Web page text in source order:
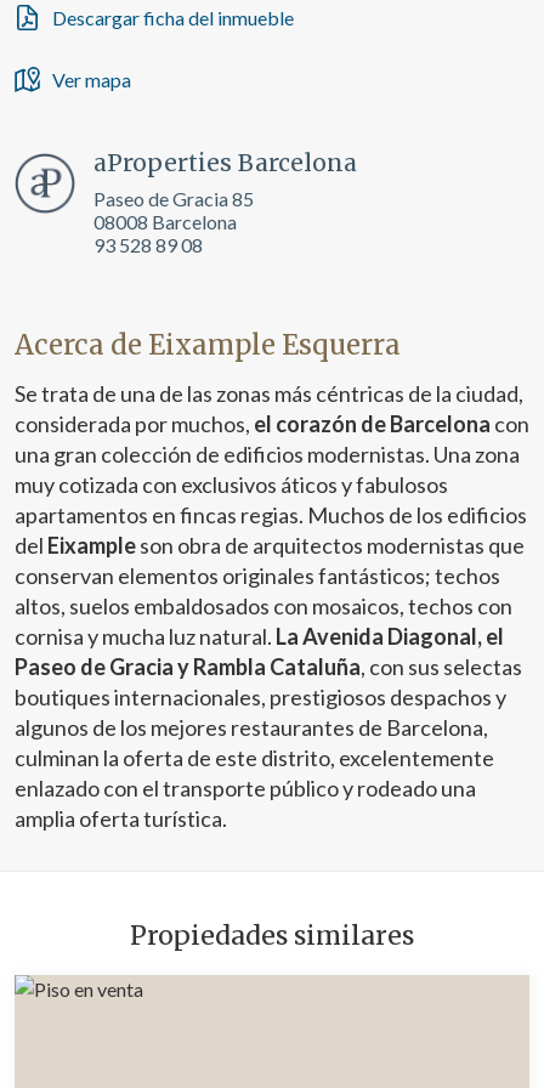
Descargar ficha del inmueble
Ver mapa
aProperties Barcelona
Paseo de Gracia 85
08008 Barcelona
93 528 89 08
Acerca de Eixample Esquerra
Se trata de una de las zonas más céntricas de la ciudad,
considerada por muchos, el corazón de Barcelona con
una gran colección de edificios modernistas. Una zona
muy cotizada con exclusivos áticos y fabulosos
apartamentos en fincas regias. Muchos de los edificios
del Eixampleson obra de arquitectos modernistas que
conservan elementos originales fantásticos; techos
altos, suelos embaldosados con mosaicos, techos con
cornisa y mucha luz natural. La Avenida Diagonal, el
Paseo de Gracia y Rambla Cataluña, con sus selectas
boutiques internacionales, prestigiosos despachos y
algunos de los mejores restaurantes de Barcelona,
culminan la oferta de este distrito, excelentemente
enlazado con el transporte público y rodeado una
amplia oferta turística.
Propiedades similares
datos de uso que hacen los usuarios del servicio. Permiten
mejor experiencia a través de productos recomendados.
Estas cookies son utilizadas para almacenar información
sobre las preferencias y elecciones personales del usuario
a través de la observación continuada de sus hábitos de
navegación. Gracias a ellas, podemos conocer los hábitos